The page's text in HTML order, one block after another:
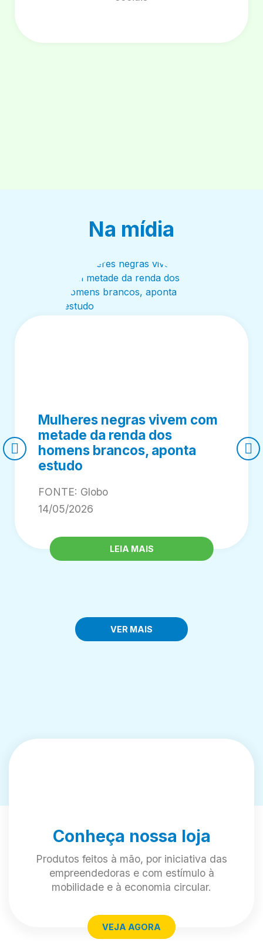
Na mídia
Mulheres negras vivem com
metade da renda dos
homens brancos, aponta
estudo
FONTE: Globo
14/05/2026
LEIA MAIS
VER MAIS
Conheça nossa loja
Produtos feitos à mão, por iniciativa das
empreendedoras e com estímulo à
mobilidade e à economia circular.
VEJA AGORA